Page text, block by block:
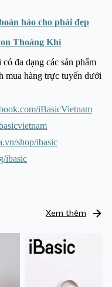
hảo cho phái đẹp
Thoáng Khí
đa dạng các sản phẩm
mua hàng trực tuyến dưới
iBasicVietnam
shop/ibasic
ibasic
Xem thêm